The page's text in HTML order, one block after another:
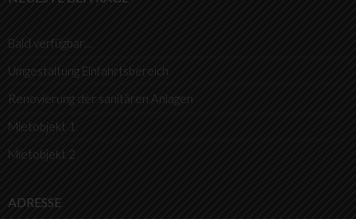
Bald verfügbar…
Umgestaltung Einfahrtsbereich
Renovierung der sanitären Anlagen
Mietobjekt 1
Mietobjekt 2
ADRESSE